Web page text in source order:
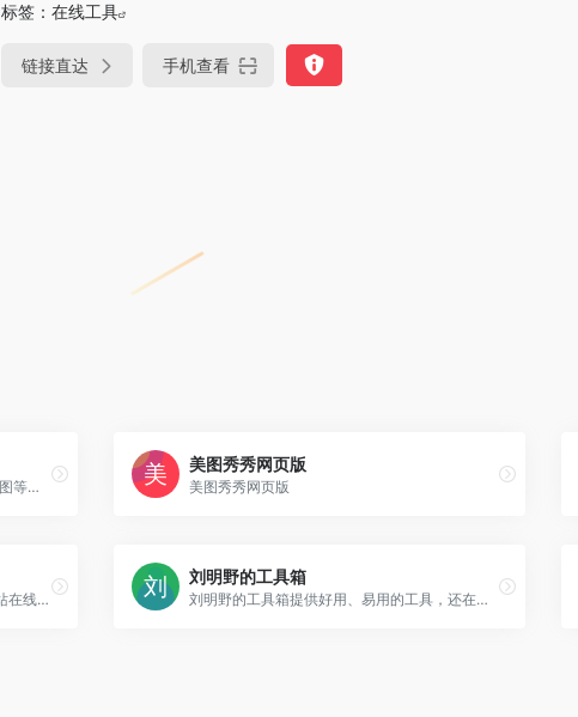
标签： 在线工具
链接直达 手机查看
使用实时卫星图像、降雨雷达、风速预报图等跟踪飓风、热带风暴和恶劣天气。
美图秀秀网页版
美图秀秀网页版
LmCjl在线工具是一个致力于开发各种网站在线工具、站长工具、在线模板预览、API等教程，同时也开放提供各种免费插件和模板的使用与下载的个人博客。
刘明野的工具箱
刘明野的工具箱提供好用、易用的工具，还在不断添加中，欢迎访问！